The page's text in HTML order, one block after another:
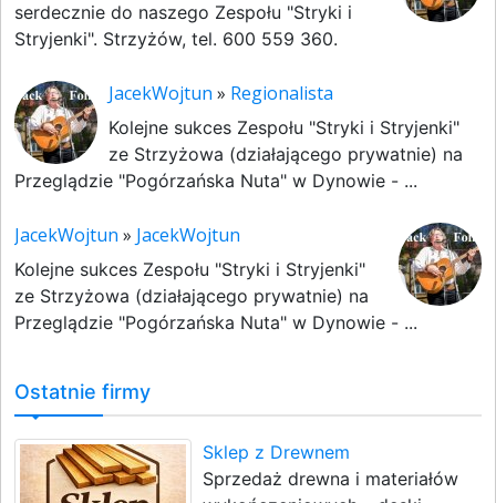
serdecznie do naszego Zespołu "Stryki i
Stryjenki". Strzyżów, tel. 600 559 360.
JacekWojtun » Regionalista
Kolejne sukces Zespołu "Stryki i Stryjenki"
ze Strzyżowa (działającego prywatnie) na
Przeglądzie "Pogórzańska Nuta" w Dynowie - ...
JacekWojtun » JacekWojtun
Kolejne sukces Zespołu "Stryki i Stryjenki"
ze Strzyżowa (działającego prywatnie) na
Przeglądzie "Pogórzańska Nuta" w Dynowie - ...
Ostatnie firmy
Sklep z Drewnem
Sprzedaż drewna i materiałów